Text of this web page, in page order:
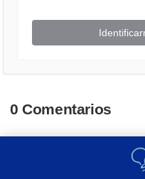
0 Comentarios